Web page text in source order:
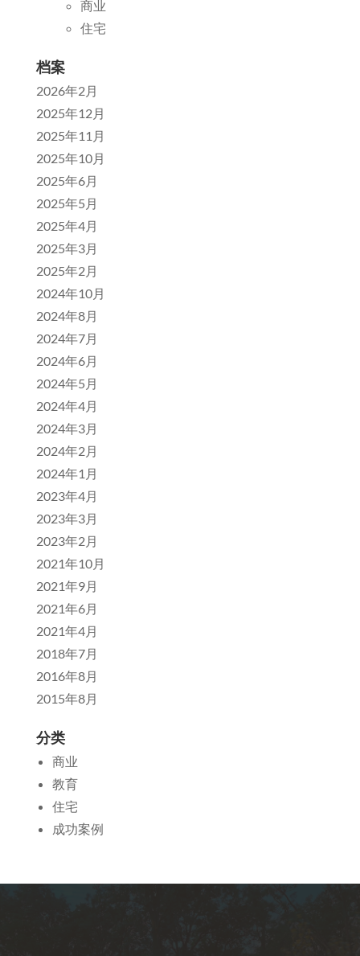
商业
住宅
档案
2026年2月
2025年12月
2025年11月
2025年10月
2025年6月
2025年5月
2025年4月
2025年3月
2025年2月
2024年10月
2024年8月
2024年7月
2024年6月
2024年5月
2024年4月
2024年3月
2024年2月
2024年1月
2023年4月
2023年3月
2023年2月
2021年10月
2021年9月
2021年6月
2021年4月
2018年7月
2016年8月
2015年8月
分类
商业
教育
住宅
成功案例